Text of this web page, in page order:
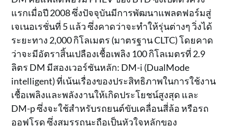
แรกเมื่อปี 2008 ซึ่งปัจจุบันมีการพัฒนาแพลตฟอร์มสู่
เจเนอเรชั่นที่ 5 แล้ว ซึ่งคาดว่าจะทำให้รุ่นต่างๆ วิ่งได้
ระยะทาง 2,000 กิโลเมตร (มาตรฐาน CLTC) โดยคาด
ว่าจะมีอัตราสิ้นเปลืองเชื้อเพลิง 100 กิโลเมตรที่ 2.9
ลิตร DM มีสองเวอร์ชันหลัก: DM-i (DualMode
intelligent) ที่เน้นเรื่องของประสิทธิภาพในการใช้งาน
เชื้อเพลิงและพลังงานให้เกิดประโยชน์สูงสุด และ
DM-p ซึ่งจะใช้สำหรับรถยนต์ขับเคลื่อนสี่ล้อ หรือรถ
ออฟโรด ซึ่งสมรรถนะถือเป็นหัวใจหลักของ